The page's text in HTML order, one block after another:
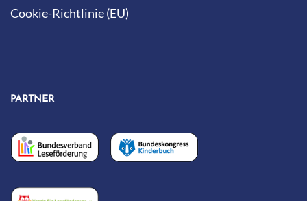
Cookie-Richtlinie (EU)
PARTNER